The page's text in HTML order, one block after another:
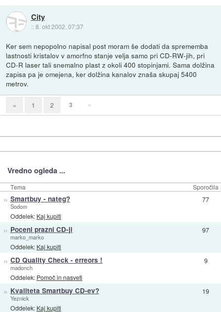
City
::8. okt 2002, 07:37
Ker sem nepopolno napisal post moram še dodati da sprememba
lastnosti kristalov v amorfno stanje velja samo pri CD-RW-jih, pri
CD-R laser tali snemalno plast z okoli 400 stopinjami. Sama dolžina
zapisa pa je omejena, ker dolžina kanalov znaša skupaj 5400
metrov.
« 1 2 3 »
Vredno ogleda ...
Tema Sporočila
» Smartbuy - nateg?
Sodom
Oddelek: Kaj kupiti
77
» Poceni prazni CD-ji
marko_marko
Oddelek: Kaj kupiti
97
» CD Quality Check - erreors !
madonch
Oddelek: Pomoč in nasveti
9
» Kvaliteta Smartbuy CD-ev?
Yeznick
Oddelek: Kaj kupiti
19